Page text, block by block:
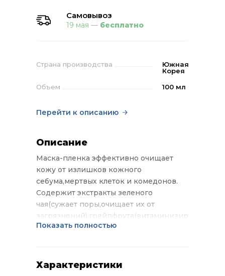
Страна производства
Южная
Корея
Объем
100 мл
Перейти к описанию
Самовывоз
19 мая — бесплатно
Описание
Маска-пленка эффективно очищает
кожу от излишков кожного
себума,мертвых клеток и комедонов.
Содержит экстракты зеленого
чая(сужает поры,очищает их от
загрязнений),грейпфрута(витаминизирует
кожу) и портулака(восстанавливает
нанести тонким слоем на 15-
Показать полностью
Характеристики